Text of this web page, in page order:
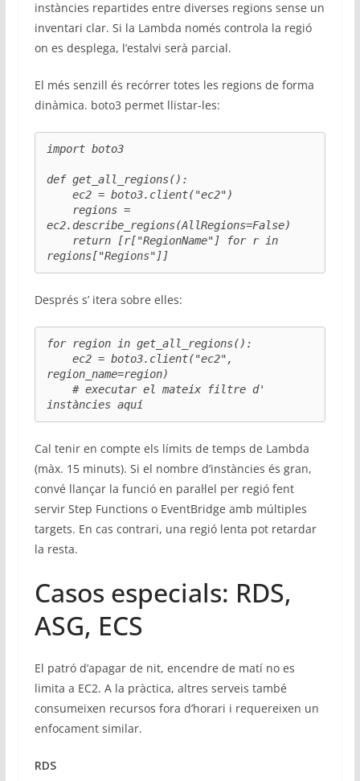
instàncies repartides entre diverses regions sense un
inventari clar. Si la Lambda només controla la regió
on es desplega, l’estalvi serà parcial.
El més senzill és recórrer totes les regions de forma
dinàmica. boto3 permet llistar-les:
import boto3
def get_all_regions():
ec2 = boto3.client("ec2")
regions =
ec2.describe_regions(AllRegions=False)
return [r["RegionName"] for r in
regions["Regions"]]
Després s’ itera sobre elles:
for region in get_all_regions():
ec2 = boto3.client("ec2",
region_name=region)
# executar el mateix filtre d'
instàncies aquí
Cal tenir en compte els límits de temps de Lambda
(màx. 15 minuts). Si el nombre d’instàncies és gran,
convé llançar la funció en paral·lel per regió fent
servir Step Functions o EventBridge amb múltiples
targets. En cas contrari, una regió lenta pot retardar
la resta.
Casos especials: RDS,
ASG, ECS
El patró d’apagar de nit, encendre de matí no es
limita a EC2. A la pràctica, altres serveis també
consumeixen recursos fora d’horari i requereixen un
enfocament similar.
RDS